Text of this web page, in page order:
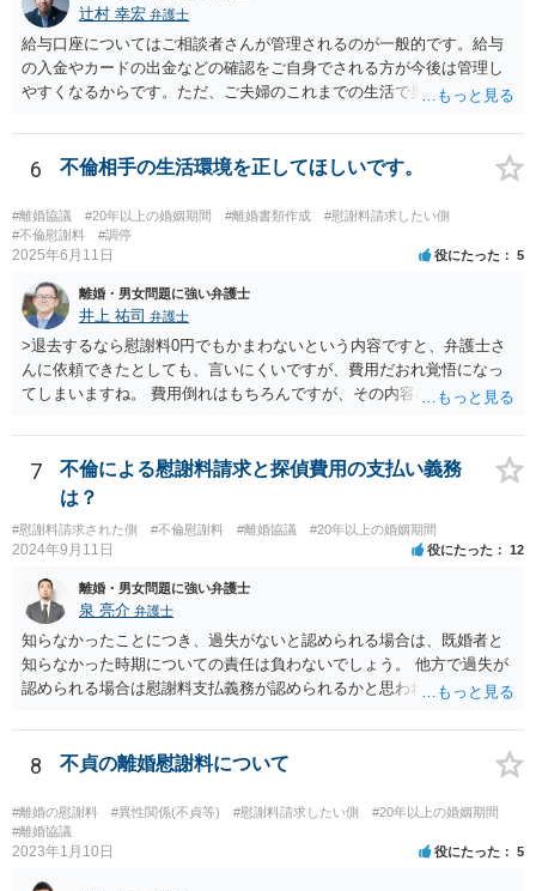
辻村 幸宏 弁護士
給与口座についてはご相談者さんが管理されるのが一般的です。給与
の入金やカードの出金などの確認をご自身でされる方が今後は管理し
やすくなるからです。ただ、ご夫婦のこれまでの生活で奥様が管理さ
しても構わないとは思います。 隠し財産といっても、収入は給与だけ
で隠しようがないでしょうし、今わかっていない財産がないのであれ
はなりますので杞憂ということになろうかと思います。 婚姻費用を渡
さないというおそれを奥様が抱くのはやむない面もあるとは思います
が、ここは信じていただくしかないですし、婚姻費用の金額の合意が
できるかどうかの方が重要だと思います（合意できなれば納得した金
額をもらえないという意味では、奥様の不満は残るからです）。 特別
経費という問題はあるのですが、一般には、収入から婚姻費用は定め
られ、全ての生活費が入っていると見ます。奥様の利益のために支払
っている費用については、婚姻費用から引くことも相当だと思いま
す。
6 不倫相手の生活環境を正してほしいです。
#離婚協議 #20年以上の婚姻期間 #離婚書類作成
#慰謝料請求したい側
#不倫慰謝料
#調停
2025年6月11日 役にたった 5
離婚・男女問題に強い弁護士
井上 祐司 弁護士
>退去するなら慰謝料0円でもかまわないという内容ですと、弁護士さ
んに依頼できたとしても、言いにくいですが、費用だおれ覚悟になっ
てしまいますね。 費用倒れはもちろんですが、その内容は、法律的に
は期待しにくいと思います。 内容証明又は弁護士に委任することを検
討されているのであれば、慰謝料請求に限定した方がよいでしょう。
内容証明郵便において、「退去するのであれば慰謝料は要らない」と
あなたが書いたとしても、法律上、あなたに建物からの退去を求める
権限はないので、やはり不自然になってしまいます。
7
不倫による慰謝料請求と探偵費用の支払い義務
は？
#慰謝料請求された側 #不倫慰謝料 #離婚協議 #20年以上の婚姻期間
2024年9月11日 役にたった 12
離婚・男女問題に強い弁護士
泉 亮介 弁護士
知らなかったことにつき、過失がないと認められる場合は、既婚者と
知らなかった時期についての責任は負わないでしょう。 他方で過失が
認められる場合は慰謝料支払義務が認められるかと思われます。 ま
観的な事実かは不明なため、客観的な事実として婚姻関係が破綻して
いたことが証明できない限り、そのような説明を受けていたとしても
偵費用については認められるケースもありますが、一部に限られるも
のも多く、少なくとも最初から支払いに合意はせず、支払い義務がな
いことを主張し争うこととなるかと思われます。
8 不貞の離婚慰謝料について
#離婚の慰謝料 #異性関係(不貞等) #慰謝料請求したい側
#20年以上の婚姻期間
#離婚協議
2023年1月10日 役にたった 5